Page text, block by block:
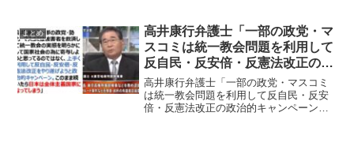
好してる時に勧誘が来た時は相手がひる
んで逃げました。 pic...
まとめ
高井康行弁護士「一部の政党・マ
スコミは統一教会問題を利用して
反自民・反安倍・反憲法改正の政
治的キャンペーンを行っている」
高井康行弁護士「一部の政党・マスコミ
は統一教会問題を利用して反自民・反安
倍・反憲法改正の政治的キャンペーンを